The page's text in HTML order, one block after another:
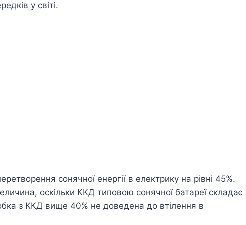
у світі.
сонячної енергії в електрику на рівні 45%.
оскільки ККД типовою сонячної батареї складає
з ККД вище 40% не доведена до втілення в